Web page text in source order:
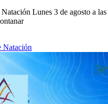
Lunes 3 de agosto a las